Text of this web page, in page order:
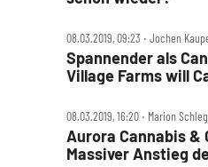
08.03.2019, 09:23 ‧ Jochen
Spannender als
Village Farms will
08.03.2019, 16:20 ‧ Marion
Aurora Cannabis &
Massiver Anstieg